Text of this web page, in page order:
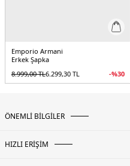
Emporio Armani
Erkek Şapka
8.999,00TL6.299,30 TL -%30
ÖNEMLİ BİLGİLER
HIZLI ERİŞİM